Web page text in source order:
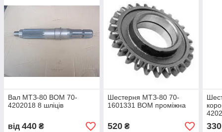
Вал МТЗ-80 ВОМ 70-
4202018 8 шліців
від 440 ₴
Шестерня МТЗ-80 70-
1601331 ВОМ проміжна
520₴ 330